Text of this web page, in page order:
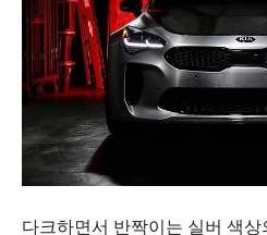
다크하면서 반짝이는 실버 색